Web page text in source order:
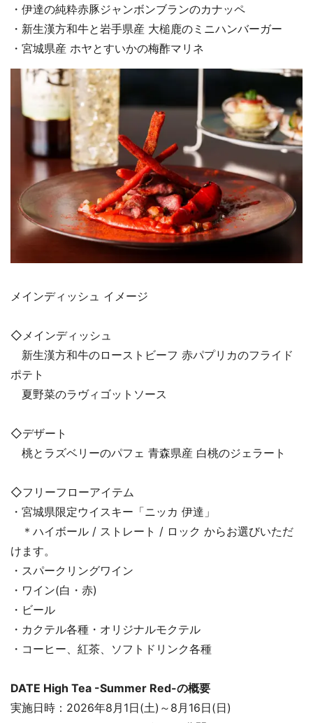
・伊達の純粋赤豚ジャンボンブランのカナッペ
・新生漢方和牛と岩手県産 大槌鹿のミニハンバーガー
・宮城県産 ホヤとすいかの梅酢マリネ
メインディッシュ イメージ
◇メインディッシュ
新生漢方和牛のローストビーフ 赤パプリカのフライド
ポテト
夏野菜のラヴィゴットソース
◇デザート
桃とラズベリーのパフェ 青森県産 白桃のジェラート
◇フリーフローアイテム
・宮城県限定ウイスキー「ニッカ 伊達」
＊ハイボール / ストレート / ロック からお選びいただ
けます。
・スパークリングワイン
・ワイン(白・赤)
・ビール
・カクテル各種・オリジナルモクテル
・コーヒー、紅茶、ソフトドリンク各種
DATE High Tea -Summer Red-の概要
実施日時：2026年8月1日(土)～8月16日(日)